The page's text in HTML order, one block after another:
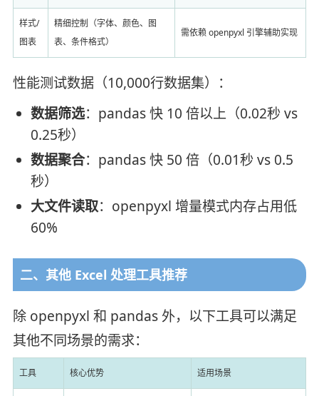
样式/
图表
精细控制（字体、颜色、图
表、条件格式）
需依赖 openpyxl 引擎辅助实现
性能测试数据（10,000行数据集）：
数据筛选：pandas 快 10 倍以上（0.02秒 vs
0.25秒）
数据聚合：pandas 快 50 倍（0.01秒 vs 0.5
秒）
大文件读取：openpyxl 增量模式内存占用低
60%
二、其他 Excel 处理工具推荐
除 openpyxl 和 pandas 外，以下工具可以满足
其他不同场景的需求：
工具 核心优势 适用场景